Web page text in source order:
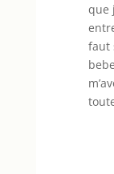
que
faut